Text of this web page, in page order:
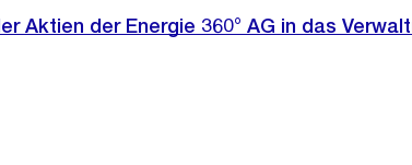
Aktien der Energie 360° AG in das